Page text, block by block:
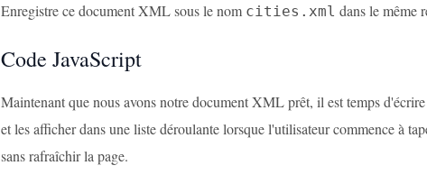
Enregistre ce document XML sous le nom cities.xml dans le même
Code JavaScript
Maintenant que nous avons notre document XML prêt, il est temps
et les afficher dans une liste déroulante lorsque l'utilisateur commence à
sans rafraîchir la page.